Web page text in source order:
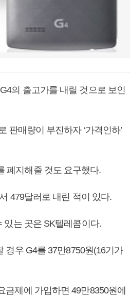
의 출고가를 내릴 것으로 보인
판매량이 부진하자 ‘가격인하’
폐지해줄 것도 요구했다.
479달러로 내린 적이 있다.
있는 곳은 SK텔레콤이다.
경우 G4를 37만8750원(16기가
제에 가입하면 49만8350원에